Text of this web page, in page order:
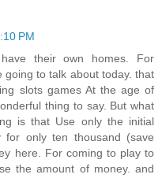
PM
their own homes. For
to talk about today. that
slots games At the age of
thing to say. But what
is that Use only the initial
only ten thousand (save
here. For coming to play to
the amount of money. and